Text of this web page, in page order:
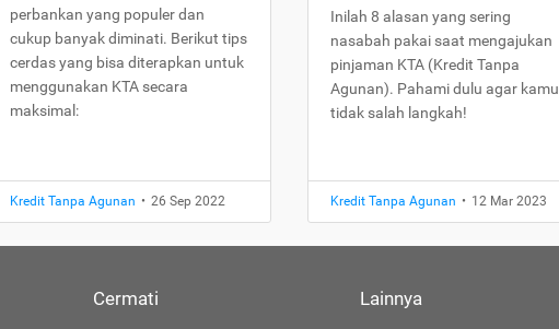
perbankan yang populer dan
cukup banyak diminati. Berikut tips
cerdas yang bisa diterapkan untuk
menggunakan KTA secara
maksimal:
Kredit Tanpa Agunan • 26 Sep 2022
Inilah 8 alasan yang sering
nasabah pakai saat mengajukan
pinjaman KTA (Kredit Tanpa
Agunan). Pahami dulu agar kamu
tidak salah langkah!
Kredit Tanpa Agunan • 12 Mar 2023
Cermati Lainnya